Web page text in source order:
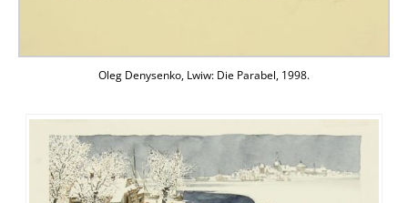
Oleg Denysenko, Lwiw: Die Parabel, 1998.